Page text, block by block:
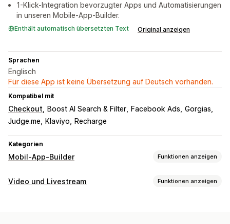
1-Klick-Integration bevorzugter Apps und Automatisierungen
in unseren Mobile-App-Builder.
Enthält automatisch übersetzten Text Original anzeigen
Sprachen
Englisch
Für diese App ist keine Übersetzung auf Deutsch vorhanden.
Kompatibel mit
Checkout Boost AI Search & Filter Facebook Ads Gorgias
Judge.me
Klaviyo Recharge
Kategorien
Mobil-App-Builder Funktionen anzeigen
Anpassung
Video und Livestream Funktionen anzeigen